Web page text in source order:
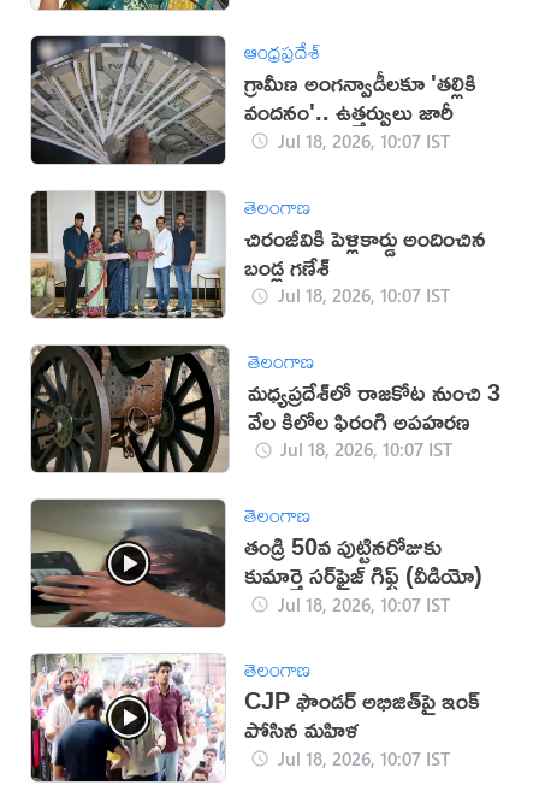
ఆంధ్రప్రదేశ్
గ్రామీణ అంగన్వాడీలకూ 'తల్లికి
వందనం'.. ఉత్తర్వులు జారీ
Jul 18, 2026, 10:07 IST
తెలంగాణ
చిరంజీవికి పెళ్లికార్డు అందించిన
బండ్ల గణేశ్
Jul 18, 2026, 10:07 IST
తెలంగాణ
మధ్యప్రదేశ్‌లో రాజకోట నుంచి 3
వేల కిలోల ఫిరంగి అపహరణ
Jul 18, 2026, 10:07 IST
తెలంగాణ
తండ్రి 50వ పుట్టినరోజుకు
కుమార్తె సర్‌ఫ్రైజ్ గిఫ్ట్ (వీడియో)
Jul 18, 2026, 10:07 IST
తెలంగాణ
CJP ఫౌండర్ అభిజిత్‌పై ఇంక్
పోసిన మహిళ
Jul 18, 2026, 10:07 IST